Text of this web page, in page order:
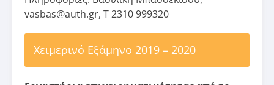
vasbas@auth.gr, T 2310 999320
Χειμερινό Εξάμηνο 2019 – 2020